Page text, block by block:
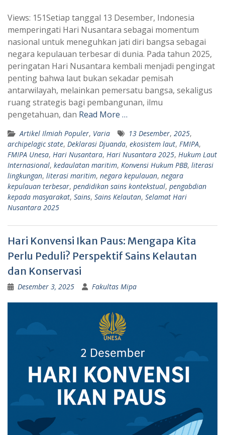
a
t
A
p
p
e
r
a
m
Views: 151Setiap tanggal 13 Desember, Indonesia
memperingati Hari Nusantara sebagai momentum
nasional untuk meneguhkan jati diri bangsa sebagai
negara kepulauan terbesar di dunia. Pada tahun 2025,
peringatan Hari Nusantara kembali menjadi pengingat
penting bahwa laut bukan sekadar pemisah
antarwilayah, melainkan pemersatu bangsa, sekaligus
ruang strategis bagi pembangunan, ilmu
pengetahuan, dan Read More …
Artikel Ilmiah Populer, Varia 13 Desember, 2025,
archipelagic state, Deklarasi Djuanda, ekosistem laut, FMIPA,
FMIPA Unesa, Hari Nusantara, Hari Nusantara 2025, Hukum Laut
Internasional, kedaulatan maritim, Konvensi Hukum PBB, literasi
lingkungan, literasi maritim, negara kepulauan, negara
kepulauan terbesar, pendidikan sains kontekstual, pengabdian
kepada masyarakat, Sains, Sains Kelautan, Selamat Hari
Nusantara 2025
Hari Konvensi Ikan Paus: Mengapa Kita
Perlu Peduli? Perspektif Sains Kelautan
dan Konservasi
Desember 3, 2025 Fakultas Mipa